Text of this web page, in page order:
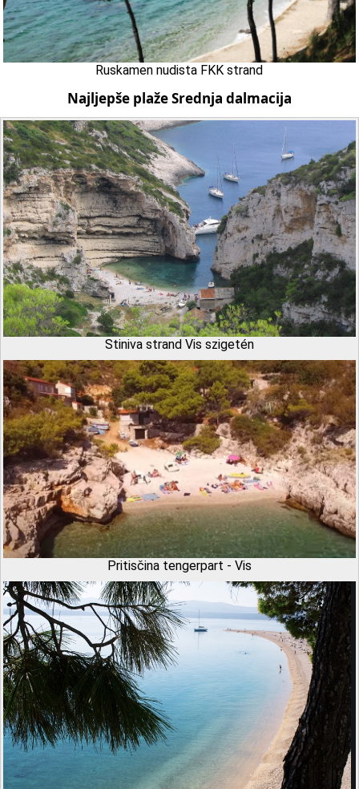
Ruskamen nudista FKK strand
Najljepše plaže Srednja dalmacija
Stiniva strand Vis szigetén
Pritisčina tengerpart - Vis